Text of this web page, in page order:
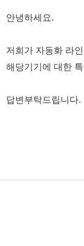
안녕하세요.
저희가 자동화 라
해당기기에 대한
답변부탁드립니다.